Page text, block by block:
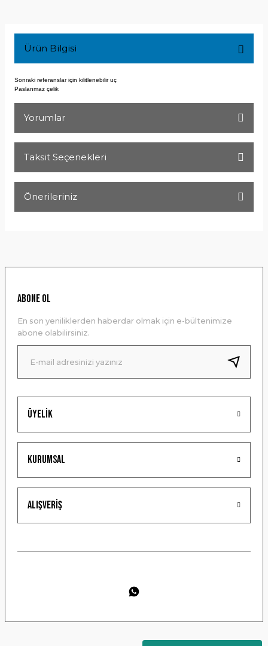
Ürün Bilgisi
Sonraki referanslar için kilitlenebilir uç
Paslanmaz çelik
Yorumlar
Taksit Seçenekleri
Önerileriniz
Ürün resmi kalitesiz, bozuk veya görüntülenemiyor.
Ürün bilgilerinde hatalar bulunuyor.
Ürün fiyatı diğer sitelerden daha pahalı.
Bu ürüne benzer farklı alternatifler olmalı.
Gönder
Üyelik
Kurumsal
Alışveriş
ABONE OL
En son yeniliklerden haberdar olmak için e-bültenimize
abone olabilirsiniz.